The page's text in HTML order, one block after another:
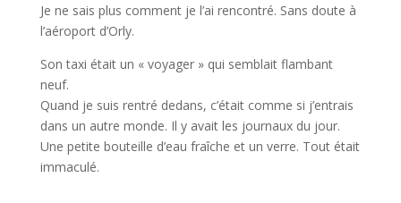
Je ne sais plus comment je l’ai rencontré. Sans doute à
l’aéroport d’Orly.
Son taxi était un « voyager » qui semblait flambant
neuf.
Quand je suis rentré dedans, c’était comme si j’entrais
dans un autre monde. Il y avait les journaux du jour.
Une petite bouteille d’eau fraîche et un verre. Tout était
immaculé.